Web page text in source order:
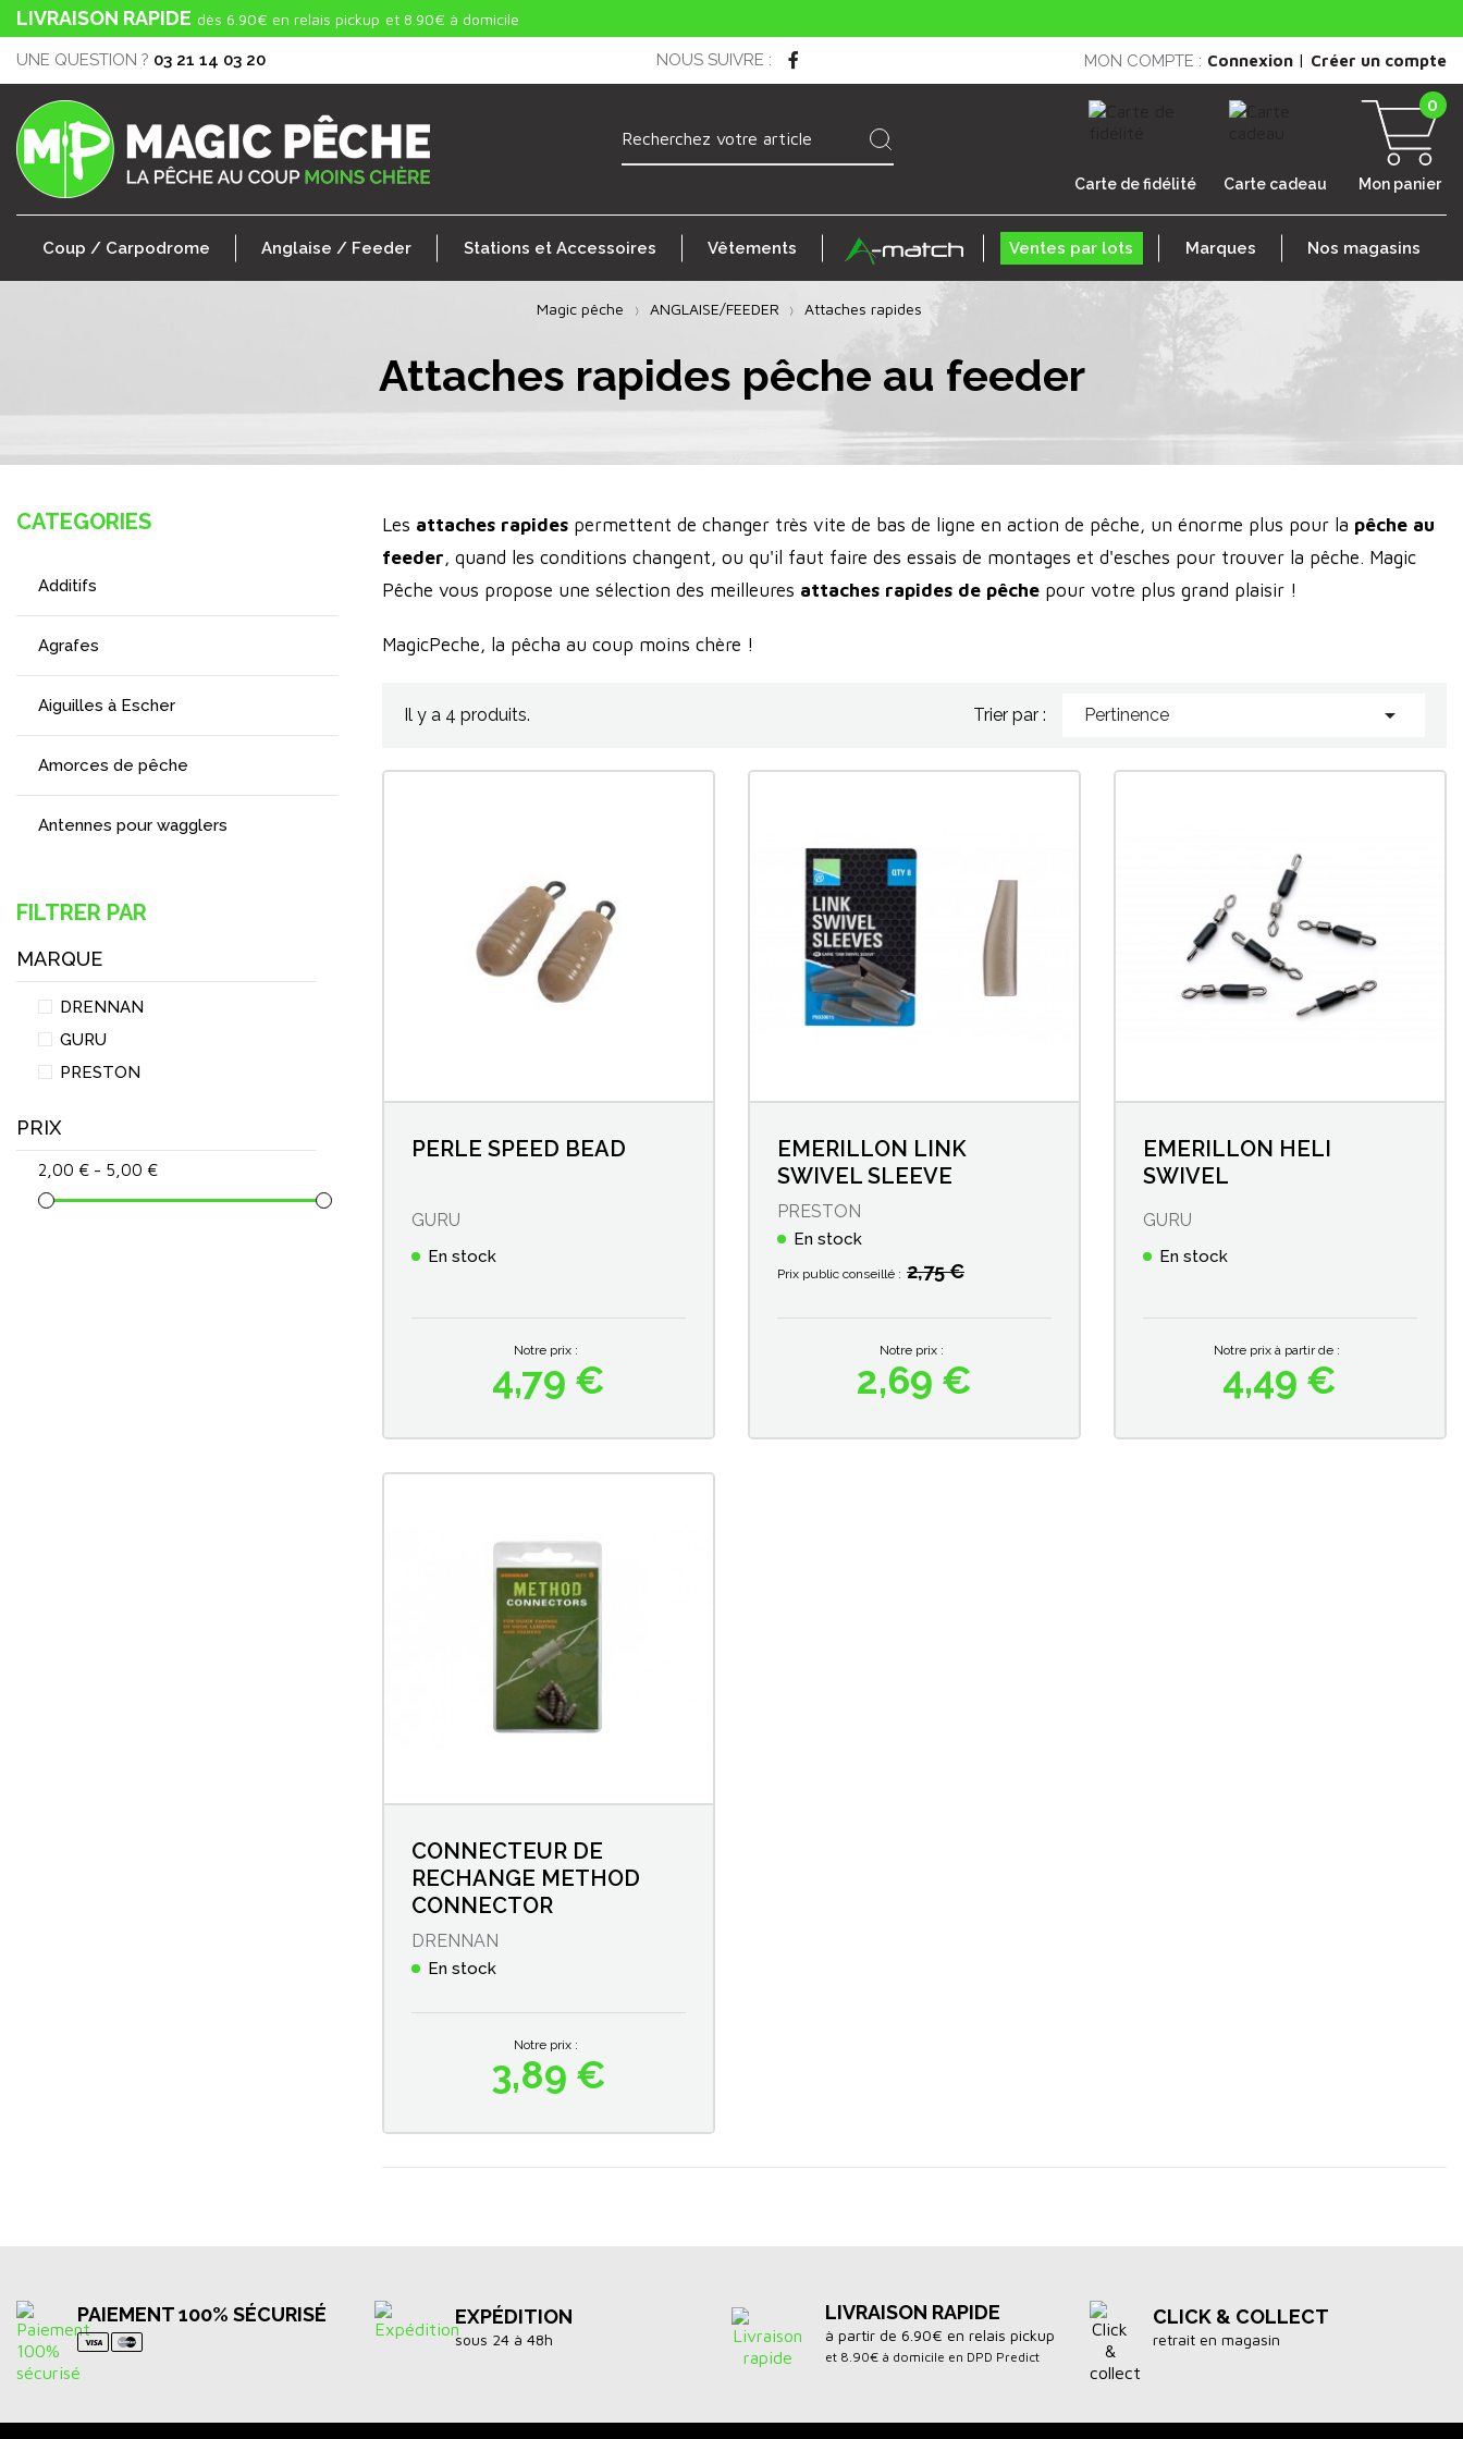
LIVRAISON RAPIDE dès 6.90€ en relais pickup et 8.90€ à domicile
UNE QUESTION ? 03 21 14 03 20 NOUS SUIVRE : MON COMPTE : Connexion | Créer un compte
Carte de fidélité Carte cadeau Mon panier
0
Coup / Carpodrome Anglaise / Feeder Stations et Accessoires Vêtements Ventes par lots Marques Nos magasins
Magic pêche ANGLAISE/FEEDER Attaches rapides
Attaches rapides pêche au feeder
CATEGORIES
Additifs
Agrafes
Aiguilles à Escher
Amorces de pêche
Antennes pour wagglers
Attaches pour wagglers
Bacs EVA
Bacs et boîtes à esches
Bagagerie Anglaise/Feeder
Manches d'épuisette
Marqueurs nylon anglaise
FILTRER PAR
MARQUE
DRENNAN
GURU
PRESTON
PRIX
2,00 € - 5,00 €
Les attaches rapides permettent de changer très vite de bas de ligne en action de pêche, un énorme plus pour la pêche au
feeder, quand les conditions changent, ou qu'il faut faire des essais de montages et d'esches pour trouver la pêche. Magic
Pêche vous propose une sélection des meilleures attaches rapides de pêche pour votre plus grand plaisir !
MagicPeche, la pêcha au coup moins chère !
Il y a 4 produits. Trier par : Pertinence 
PERLE SPEED BEAD
GURU
En stock
Prix
Notre prix :
4,79 €
EMERILLON LINK
SWIVEL SLEEVE
PRESTON
En stock
Prix public conseillé : 2,75 €
Prix
Notre prix :
2,69 €
EMERILLON HELI
SWIVEL
GURU
En stock
Prix
Notre prix à partir de :
4,49 €
CONNECTEUR DE
RECHANGE METHOD
CONNECTOR
DRENNAN
En stock
Prix
Notre prix :
3,89 €
PAIEMENT 100% SÉCURISÉ EXPÉDITION
sous 24 à 48h
LIVRAISON RAPIDE
à partir de 6.90€ en relais pickup
et 8.90€ à domicile en DPD Predict
CLICK & COLLECT
retrait en magasin